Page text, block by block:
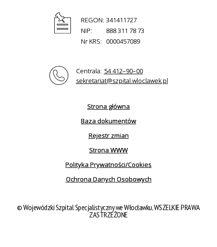
REGON: 341411727
NIP:
888 311 78 73
Nr KRS:
0000457089
Centrala: 54 412–90–00
sekretariat@szpital.wloclawek.pl
Strona główna
Baza dokumentów
Rejestr zmian
Strona WWW
Polityka Prywatności/Cookies
Ochrona Danych Osobowych
© Wojewódzki Szpital Specjalistyczny we Włocławku, WSZELKIE PRAWA
ZASTRZEŻONE